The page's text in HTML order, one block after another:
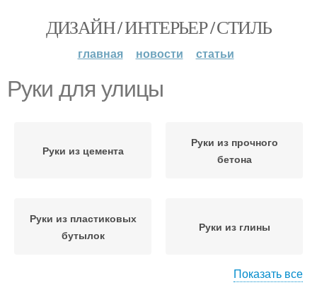
ДИЗАЙН / ИНТЕРЬЕР / СТИЛЬ
главная новости статьи
Руки для улицы
Руки из цемента
Руки из прочного
бетона
Руки из пластиковых
бутылок
Руки из глины
Показать все